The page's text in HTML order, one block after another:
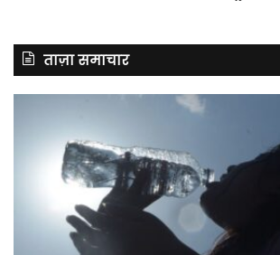
ताज़ा समाचार